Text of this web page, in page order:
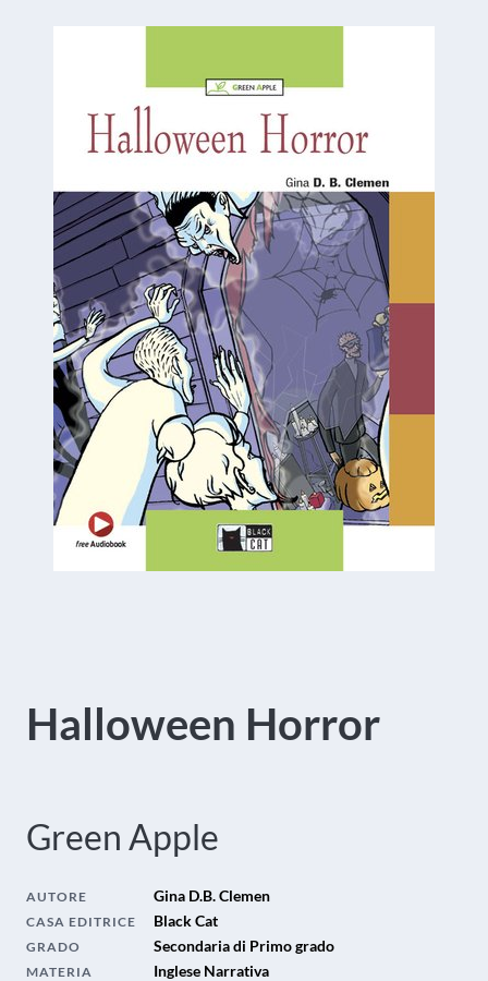
Halloween Horror
Green Apple
AUTORE Gina D.B. Clemen
CASA EDITRICE Black Cat
GRADO Secondaria di Primo grado
MATERIA Inglese Narrativa